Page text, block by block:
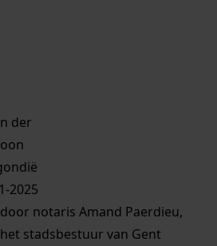
der
2025
notaris Amand Paerdieu,
stadsbestuur van Gent